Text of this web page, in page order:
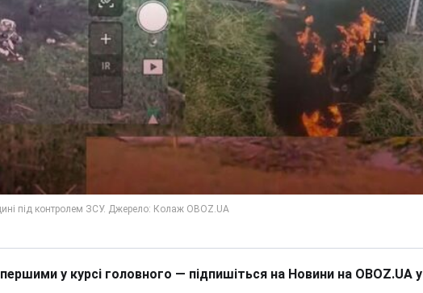
у курсі головного — підпишіться на Новини на OBOZ.UA у